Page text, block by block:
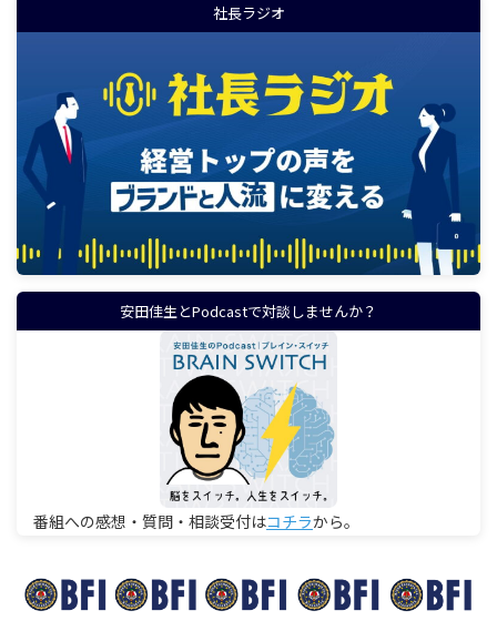
社長ラジオ
安田佳生とPodcastで対談しませんか？
番組への感想・質問・相談受付はコチラから。